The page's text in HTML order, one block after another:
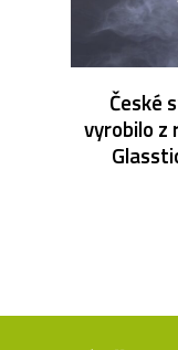
České
vyrobilo z